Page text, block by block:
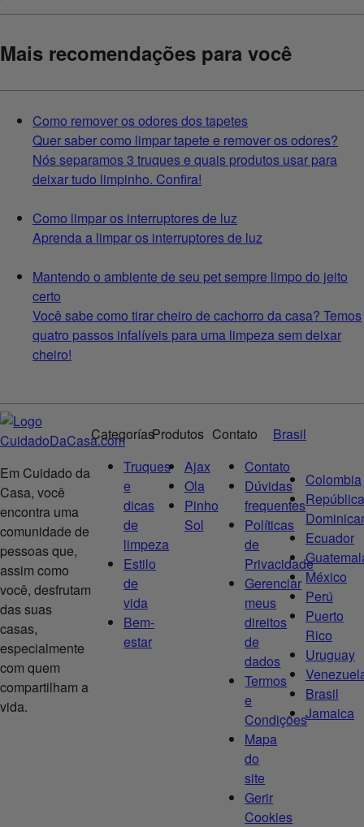
Mais recomendações para você
Como remover os odores dos tapetes
Quer saber como limpar tapete e remover os odores?
Nós separamos 3 truques e quais produtos usar para
deixar tudo limpinho. Confira!
Como limpar os interruptores de luz
Aprenda a limpar os interruptores de luz
Mantendo o ambiente de seu pet sempre limpo do jeito
certo
Você sabe como tirar cheiro de cachorro da casa? Temos
quatro passos infalíveis para uma limpeza sem deixar
cheiro!
Em Cuidado da
Casa, você
encontra uma
comunidade de
pessoas que,
assim como
você, desfrutam
das suas
casas,
especialmente
com quem
compartilham a
vida.
Categorías
Truques
e
dicas
de
limpeza
Estilo
de
vida
Bem-
estar
Produtos
Ajax
Ola
Pinho
Sol
Contato
Contato
Dúvidas
frequentes
Políticas
de
Privacidade
Gerenciar
meus
direitos
de
dados
Termos
e
Condições
Mapa
do
site
Gerir
Cookies
Brasil
Colombia
República
Ecuador
México
Perú
Puerto
Rico
Uruguay
Brasil
Jamaica